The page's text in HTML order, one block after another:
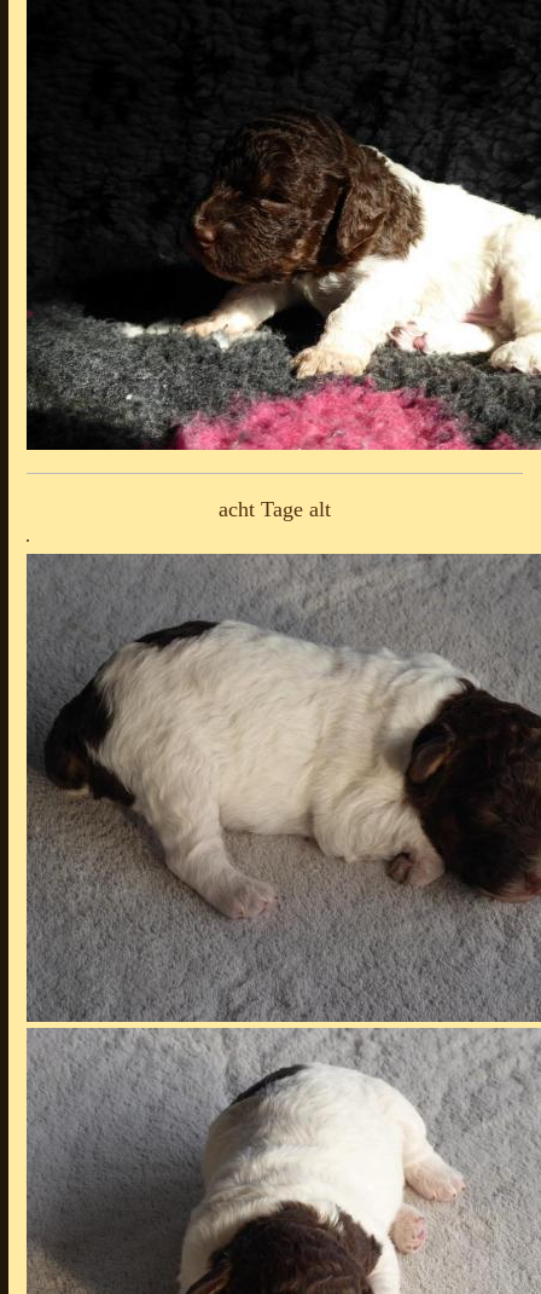
acht Tage alt